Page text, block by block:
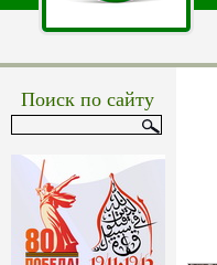
Поиск по сайту